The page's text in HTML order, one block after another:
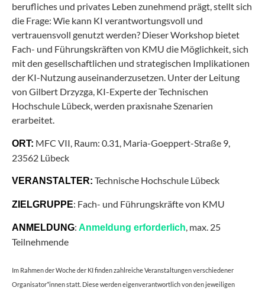
berufliches und privates Leben zunehmend prägt, stellt sich
die Frage: Wie kann KI verantwortungsvoll und
vertrauensvoll genutzt werden? Dieser Workshop bietet
Fach- und Führungskräften von KMU die Möglichkeit, sich
mit den gesellschaftlichen und strategischen Implikationen
der KI-Nutzung auseinanderzusetzen. Unter der Leitung
von Gilbert Drzyzga, KI-Experte der Technischen
Hochschule Lübeck, werden praxisnahe Szenarien
erarbeitet.
ORT: MFC VII, Raum: 0.31, Maria-Goeppert-Straße 9,
23562 Lübeck
VERANSTALTER: Technische Hochschule Lübeck
ZIELGRUPPE: Fach- und Führungskräfte von KMU
ANMELDUNG: Anmeldung erforderlich, max. 25
Teilnehmende
Im Rahmen der Woche der KI finden zahlreiche Veranstaltungen verschiedener
Organisator*innen statt. Diese werden eigenverantwortlich von den jeweiligen